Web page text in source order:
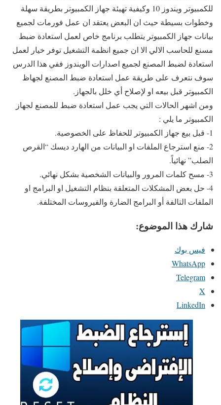
للكمبيوتر ويندوز 10 وكيفية تهيئة جهاز الكمبيوتر بطريقة سهلة
وخطوات بسيطة حيث ان البعض يعتقد ان عمل فورمات لجميع
بيانات جهاز الكمبيوتر يتطلب برنامج خاص لعمل استعادة ضبط
مسنع للحاسب الالي الا ان جميع انظمة التشغيل توفر خيار لعمل
استعادة لضبط المصنع لجميع اصدارات الويندوز ففي هذا الدرس
سوف نتعرف على طريقة عمل استعادة ضبط المصنع لجهاظ
الكمبيوتر قبل بيعه او لإصلاح أي خلل بالجهاز.
ومن اشهر الحالات التي يجب عمل استعادة ضبط للمصنع لجهاز
الكمبيوتر ما يلي :
1- قبل بيع جهاز الكمبيوتر للحفاظ على الخصوصية.
2- منع استرجاع الملفات او البيانات من الهارد ديسك “القرص
الصلب” نهائياً.
3- مسح كلمات المرور والبيانات الشخصية بشكل نهائي.
4- حل بعض المشكلات المتعلقة بنظام التشغيل او البرامج او
الملفات التالفة أو البرامج الضارة والفيروسات المختلفة.
شارك هذا الموضوع:
فيس بوك
WhatsApp
Telegram
X
LinkedIn